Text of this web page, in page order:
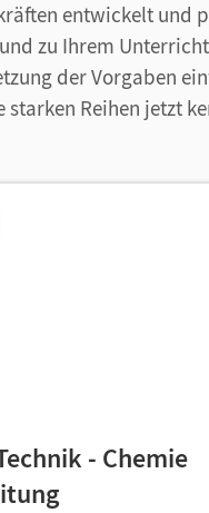
entwickelt und
zu Ihrem
der Vorgaben
starken Reihen jetzt
- Chemie